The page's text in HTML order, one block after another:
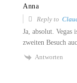
Anna
Reply to
Ja, absolut. Vegas
zweiten Besuch
Antworten